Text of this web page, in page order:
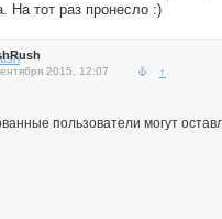
На тот раз пронесло :)
2015, 12:07 ↑
пользователи могут